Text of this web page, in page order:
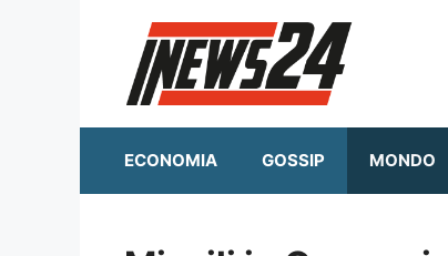
ECONOMIA GOSSIP MONDO